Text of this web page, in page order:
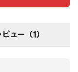
ビュー（1）